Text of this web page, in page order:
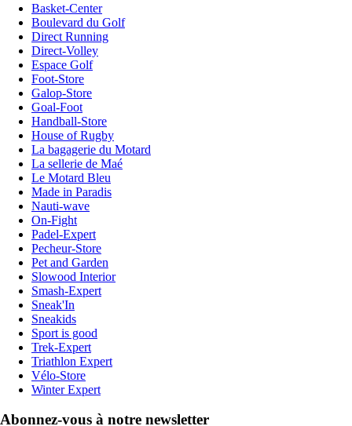
Basket-Center
Boulevard du Golf
Direct Running
Direct-Volley
Espace Golf
Foot-Store
Galop-Store
Goal-Foot
Handball-Store
House of Rugby
La bagagerie du Motard
La sellerie de Maé
Le Motard Bleu
Made in Paradis
Nauti-wave
On-Fight
Padel-Expert
Pecheur-Store
Pet and Garden
Slowood Interior
Smash-Expert
Sneak'In
Sneakids
Sport is good
Trek-Expert
Triathlon Expert
Vélo-Store
Winter Expert
Abonnez-vous à notre newsletter